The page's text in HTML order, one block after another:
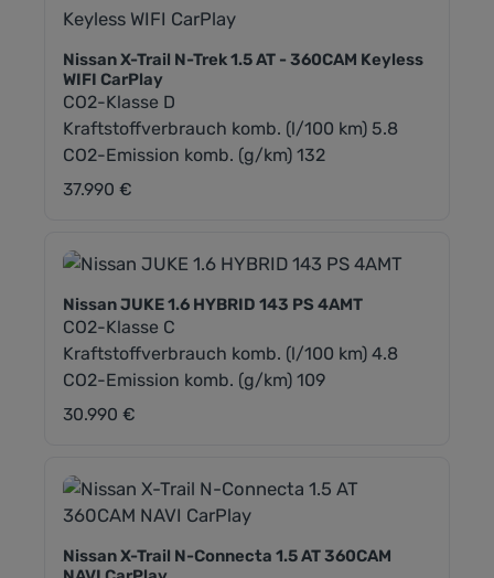
Nissan X-Trail N-Trek 1.5 AT - 360CAM Keyless
WIFI CarPlay
CO2-Klasse D
Kraftstoffverbrauch komb. (l/100 km) 5.8
CO2-Emission komb. (g/km) 132
Regulärer Preis:
37.990 €
Nissan JUKE 1.6 HYBRID 143 PS 4AMT
CO2-Klasse C
Kraftstoffverbrauch komb. (l/100 km) 4.8
CO2-Emission komb. (g/km) 109
Regulärer Preis:
30.990 €
Nissan X-Trail N-Connecta 1.5 AT 360CAM